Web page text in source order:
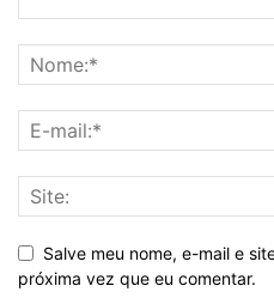
Salve meu nome, e-mail e
próxima vez que eu comentar.